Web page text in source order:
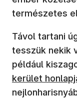
természetes
Távol tartani
tesszük nekik
például
kerület